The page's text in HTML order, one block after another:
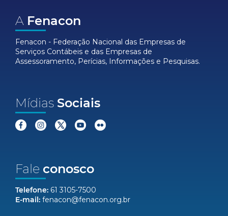
A Fenacon
Fenacon - Federação Nacional das Empresas de
Serviços Contábeis e das Empresas de
Assessoramento, Perícias, Informações e Pesquisas.
Mídias Sociais
Fale conosco
Telefone: 61 3105-7500
E-mail: fenacon@fenacon.org.br